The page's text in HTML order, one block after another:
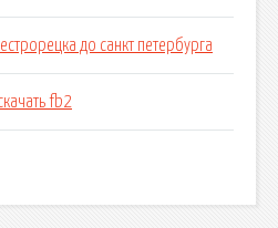
до санкт петербурга
fb2